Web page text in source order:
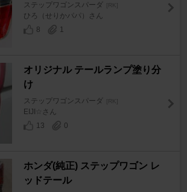
ステップワゴンスパーダ [RK]
ひろ（せりかパパ）さん
8
1
オリジナル テールランプ塗り分
け
ステップワゴンスパーダ [RK]
EIJI☆さん
13
0
ホンダ(純正) ステップワゴン レ
ッドテール